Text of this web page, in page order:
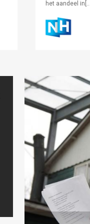
het aandeel